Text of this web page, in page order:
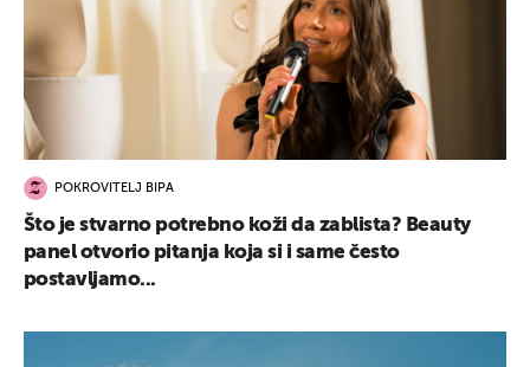
POKROVITELJ BIPA
Što je stvarno potrebno koži da zablista? Beauty
panel otvorio pitanja koja si i same često
postavljamo...